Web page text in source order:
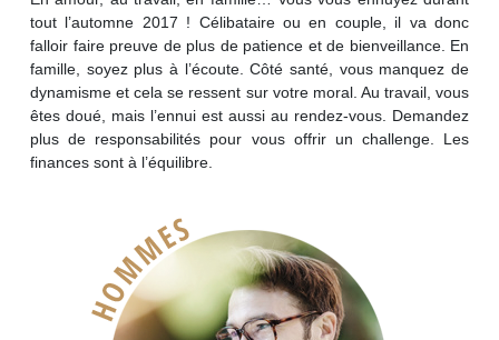
tout l’automne 2017 ! Célibataire ou en couple, il va donc
falloir faire preuve de plus de patience et de bienveillance. En
famille, soyez plus à l’écoute. Côté santé, vous manquez de
dynamisme et cela se ressent sur votre moral. Au travail, vous
êtes doué, mais l’ennui est aussi au rendez-vous. Demandez
plus de responsabilités pour vous offrir un challenge. Les
finances sont à l’équilibre.